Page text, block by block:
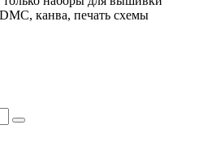
канва, печать схемы